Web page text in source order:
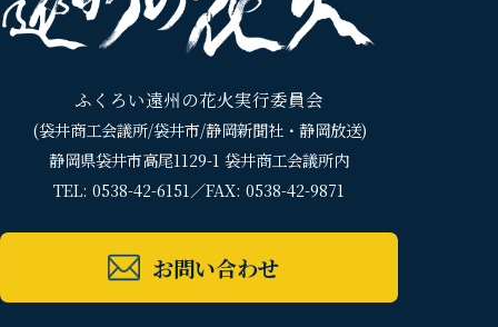
ふくろい遠州の花火実行委員会
(袋井商工会議所/袋井市/静岡新聞社・静岡放送)
静岡県袋井市高尾1129-1 袋井商工会議所内
TEL: 0538-42-6151／FAX: 0538-42-9871
お問い合わせ